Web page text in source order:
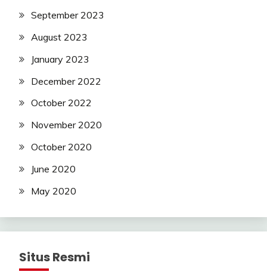
September 2023
August 2023
January 2023
December 2022
October 2022
November 2020
October 2020
June 2020
May 2020
Situs Resmi